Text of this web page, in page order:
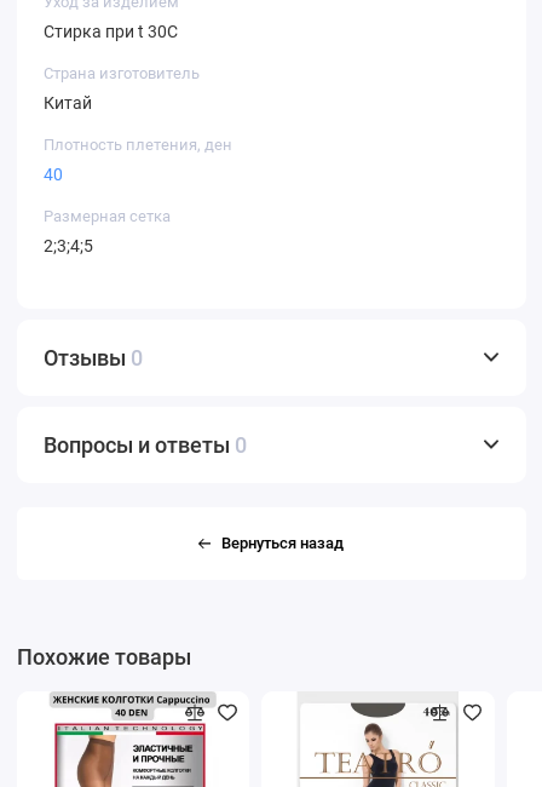
Стирка при t 30С
Страна изготовитель
Китай
Плотность плетения, ден
40
Размерная сетка
2;3;4;5
Отзывы 0
Вопросы и ответы 0
Вернуться назад
Похожие товары